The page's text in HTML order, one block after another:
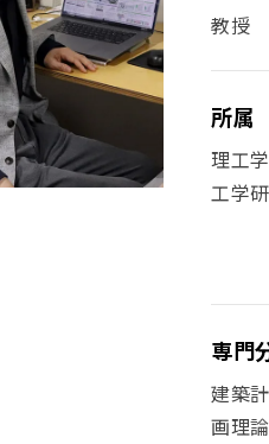
教授
所属
理工
工学
専門
建築
画理論